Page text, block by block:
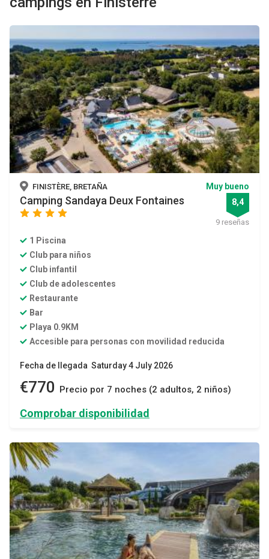
FINISTÈRE, BRETAÑA
Camping Sandaya Deux Fontaines
star star star
Muy bueno
8,4
9 reseñas
1 Piscina
Club para niños
Club infantil
Club de adolescentes
Restaurante
Bar
Playa 0.9KM
Accesible para personas con movilidad reducida
Fecha de llegada Saturday 4 July 2026
€770 Precio por 7 noches (2 adultos, 2 niños)
Comprobar disponibilidad